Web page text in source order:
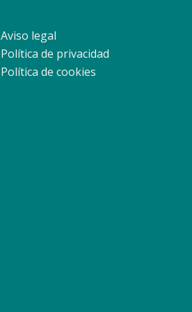
Aviso legal
Política de privacidad
Política de cookies